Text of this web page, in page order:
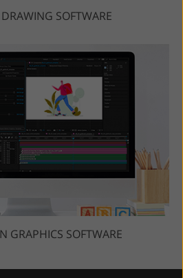
DRAWING SOFTWARE
GRAPHICS SOFTWARE